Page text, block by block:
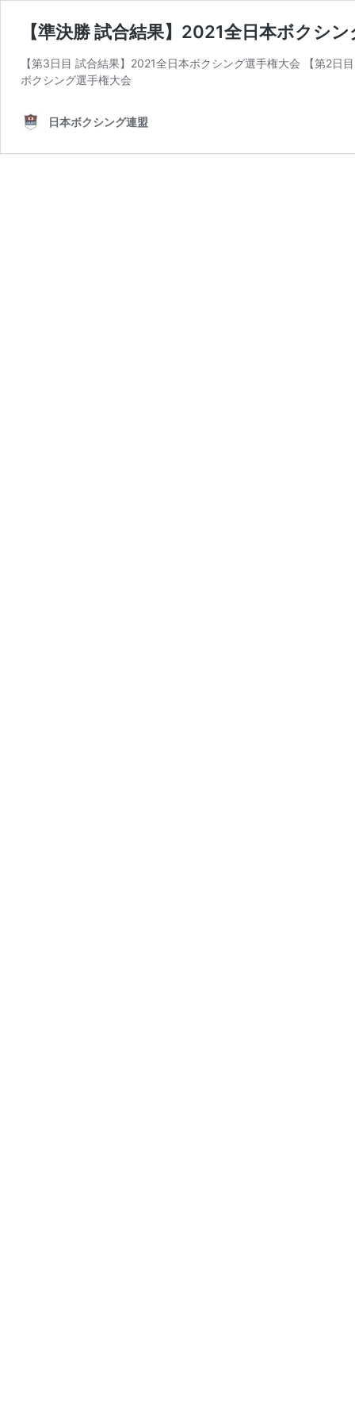
【準決勝 試合結果】2021全日本ボクシ
【第3日目 試合結果】2021全日本ボクシング選手権大会 【第2
ボクシング選手権大会
日本ボクシング連盟